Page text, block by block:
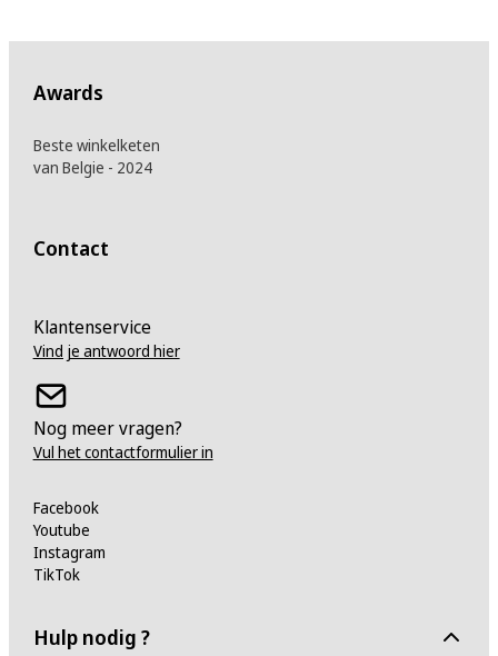
Awards
Beste winkelketen
van Belgie - 2024
Contact
Klantenservice
Vind je antwoord hier
Nog meer vragen?
Vul het contactformulier in
Facebook
Youtube
Instagram
TikTok
Hulp nodig ?